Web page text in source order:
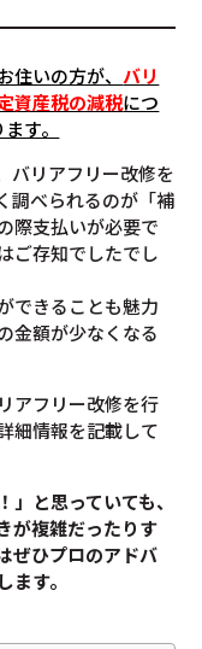
住いの方が、 バリ
資産税の減税につ
す。
バリアフリー改修を
調べられるのが「補
際支払いが必要で
ご存知でしたでし
できることも魅力
金額が少なくなる
アフリー改修を行
細情報を記載して
と思っていても、
が複雑だったりす
ぜひプロのアドバ
す。